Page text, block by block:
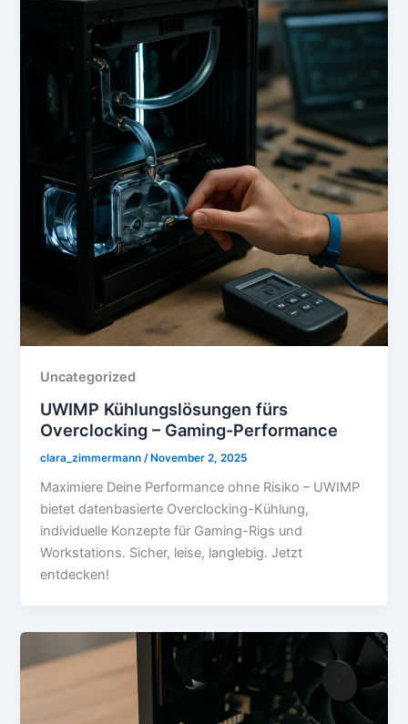
Uncategorized
UWIMP Kühlungslösungen fürs
Overclocking – Gaming-Performance
clara_zimmermann /November 2, 2025
Maximiere Deine Performance ohne Risiko – UWIMP
bietet datenbasierte Overclocking-Kühlung,
individuelle Konzepte für Gaming-Rigs und
Workstations. Sicher, leise, langlebig. Jetzt
entdecken!